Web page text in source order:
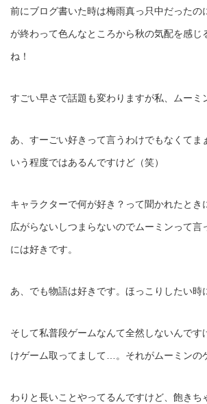
前にブログ書いた時は梅雨真っ只中だったの
が終わって色んなところから秋の気配を感じ
ね！
すごい早さで話題も変わりますが私、ムーミ
あ、すーごい好きって言うわけでもなくてま
いう程度ではあるんですけど（笑）
キャラクターで何が好き？って聞かれたとき
広がらないしつまらないのでムーミンって言
には好きです。
あ、でも物語は好きです。ほっこりしたい時
そして私普段ゲームなんて全然しないんです
けゲーム取ってまして…。それがムーミンの
わりと長いことやってるんですけど、飽きち